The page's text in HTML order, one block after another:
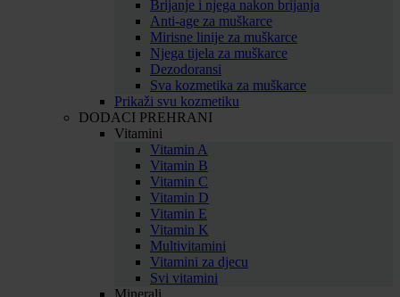
Brijanje i njega nakon brijanja
Anti-age za muškarce
Mirisne linije za muškarce
Njega tijela za muškarce
Dezodoransi
Sva kozmetika za muškarce
Prikaži svu kozmetiku
DODACI PREHRANI
Vitamini
Vitamin A
Vitamin B
Vitamin C
Vitamin D
Vitamin E
Vitamin K
Multivitamini
Vitamini za djecu
Svi vitamini
Minerali